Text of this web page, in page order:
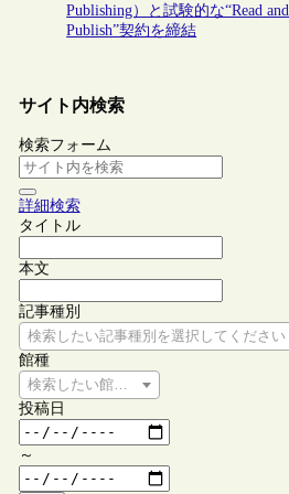
Publishing）と試験的な“Read and
Publish”契約を締結
サイト内検索
検索フォーム
詳細検索
タイトル
本文
記事種別
検索したい記事種別を選択してください
館種
検索したい館種を選択してください
投稿日
～